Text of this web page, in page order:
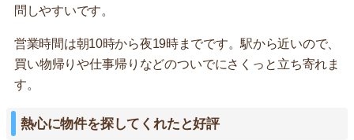
問しやすいです。
営業時間は朝10時から夜19時までです。駅から近いので、
買い物帰りや仕事帰りなどのついでにさくっと立ち寄れま
す。
熱心に物件を探してくれたと好評